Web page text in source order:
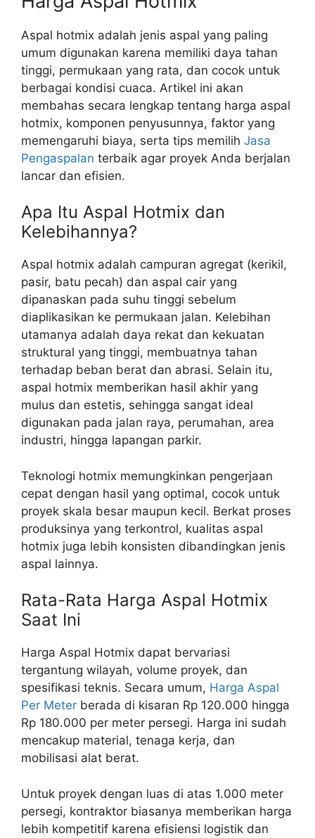
Aspal hotmix adalah jenis aspal yang paling
umum digunakan karena memiliki daya tahan
tinggi, permukaan yang rata, dan cocok untuk
berbagai kondisi cuaca. Artikel ini akan
membahas secara lengkap tentang harga aspal
hotmix, komponen penyusunnya, faktor yang
memengaruhi biaya, serta tips memilih Jasa
Pengaspalan terbaik agar proyek Anda berjalan
lancar dan efisien.
Apa Itu Aspal Hotmix dan
Kelebihannya?
Aspal hotmix adalah campuran agregat (kerikil,
pasir, batu pecah) dan aspal cair yang
dipanaskan pada suhu tinggi sebelum
diaplikasikan ke permukaan jalan. Kelebihan
utamanya adalah daya rekat dan kekuatan
struktural yang tinggi, membuatnya tahan
terhadap beban berat dan abrasi. Selain itu,
aspal hotmix memberikan hasil akhir yang
mulus dan estetis, sehingga sangat ideal
digunakan pada jalan raya, perumahan, area
industri, hingga lapangan parkir.
Teknologi hotmix memungkinkan pengerjaan
cepat dengan hasil yang optimal, cocok untuk
proyek skala besar maupun kecil. Berkat proses
produksinya yang terkontrol, kualitas aspal
hotmix juga lebih konsisten dibandingkan jenis
aspal lainnya.
Rata-Rata Harga Aspal Hotmix
Saat Ini
Harga Aspal Hotmix dapat bervariasi
tergantung wilayah, volume proyek, dan
spesifikasi teknis. Secara umum, Harga Aspal
Per Meter berada di kisaran Rp 120.000 hingga
Rp 180.000 per meter persegi. Harga ini sudah
mencakup material, tenaga kerja, dan
mobilisasi alat berat.
Untuk proyek dengan luas di atas 1.000 meter
persegi, kontraktor biasanya memberikan harga
lebih kompetitif karena efisiensi logistik dan